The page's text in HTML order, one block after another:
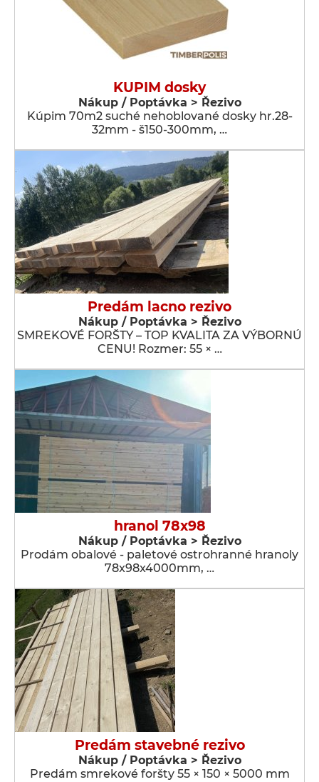
KUPIM dosky
Nákup / Poptávka > Řezivo
Kúpim 70m2 suché nehoblované dosky hr.28-
32mm - š150-300mm, …
Predám lacno rezivo
Nákup / Poptávka > Řezivo
SMREKOVÉ FORŠTY – TOP KVALITA ZA VÝBORNÚ
CENU! Rozmer: 55 × …
hranol 78x98
Nákup / Poptávka > Řezivo
Prodám obalové - paletové ostrohranné hranoly
78x98x4000mm, …
Predám stavebné rezivo
Nákup / Poptávka > Řezivo
Predám smrekové foršty 55 × 150 × 5000 mm